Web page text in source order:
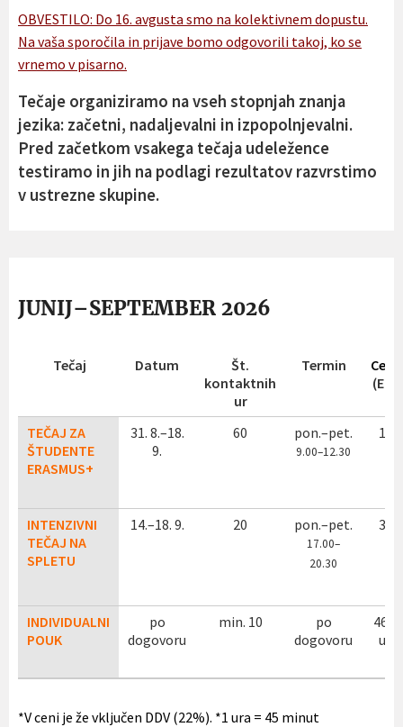
OBVESTILO: Do 16. avgusta smo na kolektivnem dopustu.
Na vaša sporočila in prijave bomo odgovorili takoj, ko se
vrnemo v pisarno.
Tečaje organiziramo na vseh stopnjah znanja
jezika: začetni, nadaljevalni in izpopolnjevalni.
Pred začetkom vsakega tečaja udeležence
testiramo in jih na podlagi rezultatov razvrstimo
v ustrezne skupine.
JUNIJ–SEPTEMBER 2026
Tečaj Datum
Št.
kontaktnih
ur
Termin
TEČAJ ZA
ŠTUDENTE
ERASMUS+
31. 8.–18.
9.
60 pon.–pet.
9.00–12.30
130
INTENZIVNI
TEČAJ NA
SPLETU
14.–18. 9. 20 pon.–pet.
17.00–
20.30
305
INDIVIDUALNI
POUK
po
dogovoru
min. 10
po
dogovoru
46
uro
*V ceni je že vključen DDV (22%). *1 ura = 45 minut